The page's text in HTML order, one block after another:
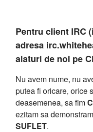
Pentru client IRC
adresa
alaturi de noi pe
Nu avem nume, nu
putea fi oricare, orice
deasemenea, sa fim
ezitam sa
SUFLET.